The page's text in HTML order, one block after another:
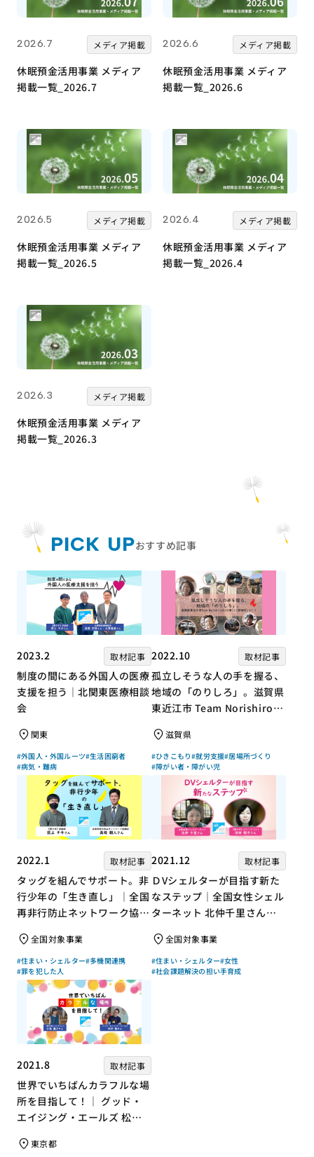
PICK UPおすすめ記事
2023.2 取材記事
制度の間にある外国人の医療
支援を担う｜北関東医療相談
会
関東
#外国人・外国ルーツ#生活困窮者
#病気・難病
2022.10 取材記事
孤立しそうな人の手を握る、
地域の「のりしろ」。滋賀県
東近江市 Team Norishiroの
滋賀県
#ひきこもり#就労支援#居場所づくり
#障がい者・障がい児
2022.1 取材記事
タッグを組んでサポート。非
行少年の「生き直し」｜全国
再非行防止ネットワーク協議
上チキさん【聞き手】
全国対象事業
#住まい・シェルター#多機関連携
#罪を犯した人
2021.12 取材記事
ＤVシェルターが目指す新た
なステップ｜全国女性シェル
ターネット 北仲千里さん×
ん【聞き手】
全国対象事業
#住まい・シェルター#女性
#社会課題解決の担い手育成
2021.8 取材記事
世界でいちばんカラフルな場
所を目指して！｜ グッド・
エイジング・エールズ 松中
慶子さん【聞き手】
東京都
2026.7 メディア掲載
休眠預金活用事業 メディア
掲載一覧_2026.7
2026.6 メディア掲載
休眠預金活用事業 メディア
掲載一覧_2026.6
2026.5 メディア掲載
休眠預金活用事業 メディア
掲載一覧_2026.5
2026.4 メディア掲載
休眠預金活用事業 メディア
掲載一覧_2026.4
2026.3 メディア掲載
休眠預金活用事業 メディア
掲載一覧_2026.3